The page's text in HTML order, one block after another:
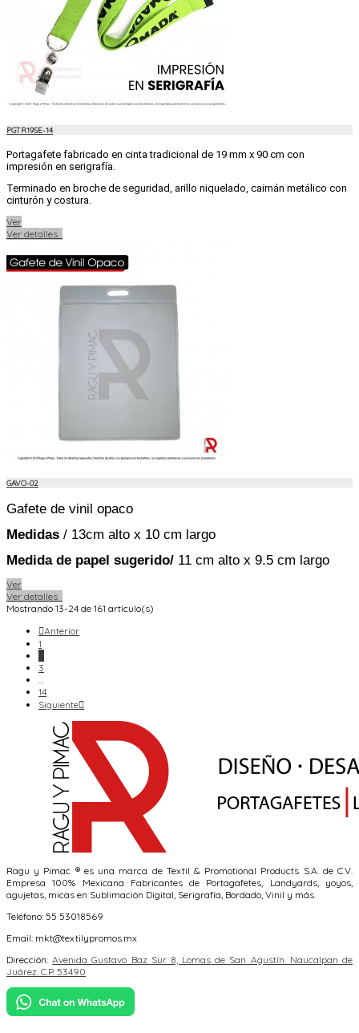
PGTR19SE-14
Portagafete fabricado en cinta tradicional de 19 mm x 90 cm con
impresión en serigrafía.
Terminado en broche de seguridad, arillo niquelado, caimán metálico con
cinturón y costura.
Ver
Ver detalles
GAVO-02
Gafete de vinil opaco
Medidas / 13cm alto x 10 cm largo
Medida de papel sugerido/ 11 cm alto x 9.5 cm largo
Ver
Ver detalles
Mostrando 13-24 de 161 artículo(s)
Anterior
1
3
14
Siguiente
Ragu y Pimac ® es una marca de Textil & Promotional Products S.A. de C.V.
Empresa 100% Mexicana Fabricantes de Portagafetes, Landyards, yoyos,
agujetas, micas en Sublimación Digital, Serigrafía, Bordado, Vinil y más.
Teléfono: 55 53018569
Email: mkt@textilypromos.mx
Dirección:Avenida Gustavo Baz Sur 8, Lomas de San Agustín. Naucalpan de
Juárez. C.P. 53490